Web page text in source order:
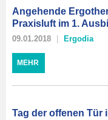
Angehende
Praxisluft im 1.
09.01.2018 Ergodia
MEHR
Tag der offenen Tür